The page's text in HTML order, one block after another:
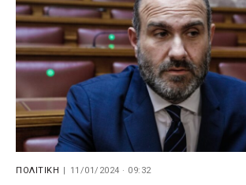
ΠΟΛΙΤΙΚΗ 11/01/2024 · 09:32